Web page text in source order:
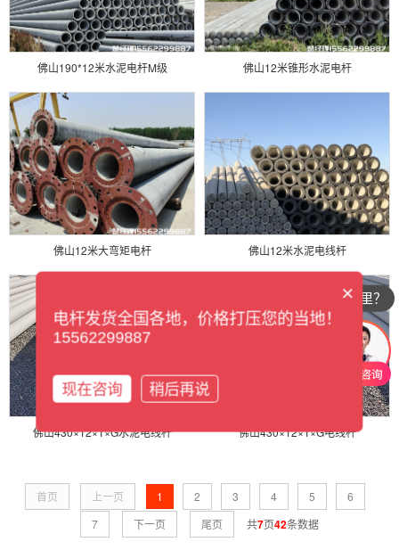
佛山190*12米水泥电杆M级 佛山12米锥形水泥电杆
佛山12米大弯矩电杆 佛山12米水泥电线杆
佛山430×12×T×G水泥电线杆 佛山430×12×T×G电线杆
首页 上一页 1 2 3 4 5
6
7
下一页 尾页 共7页42条数据
你们公司在哪里？
×
电杆发货全国各地，价格打压您的当地！
15562299887
现在咨询 稍后再说